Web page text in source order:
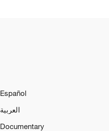
Español
العربية
Documentary